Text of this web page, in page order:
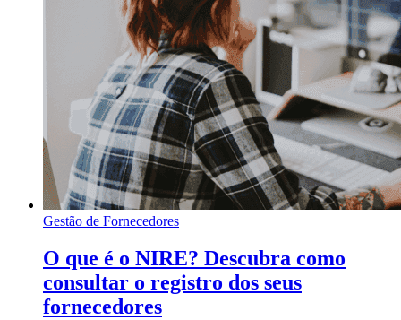
Gestão de Fornecedores
O que é o NIRE? Descubra como
consultar o registro dos seus
fornecedores